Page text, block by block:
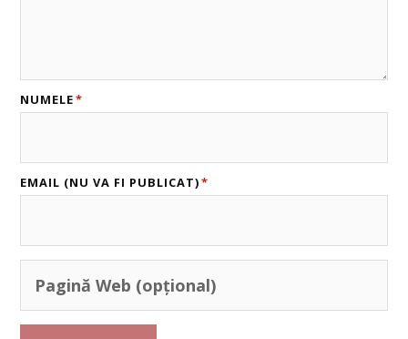
NUMELE*
EMAIL (NU VA FI PUBLICAT)*